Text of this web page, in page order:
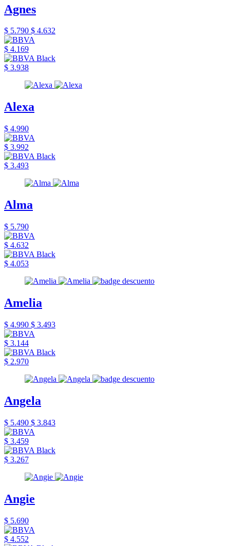
Agnes
$ 5.790 $ 4.632
$ 4.169
$ 3.938
Alexa
$ 4.990
$ 3.992
$ 3.493
Alma
$ 5.790
$ 4.632
$ 4.053
Amelia
$ 4.990 $ 3.493
$ 3.144
$ 2.970
Angela
$ 5.490 $ 3.843
$ 3.459
$ 3.267
Angie
$ 5.690
$ 4.552